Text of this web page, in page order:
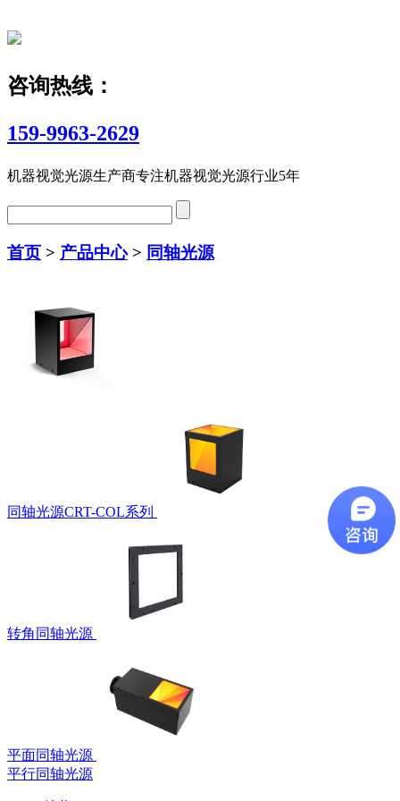
咨询热线：
159-9963-2629
机器视觉光源生产商专注机器视觉光源行业5年
首页 > 产品中心> 同轴光源
同轴光源CRT-COL系列
转角同轴光源
平面同轴光源
平行同轴光源